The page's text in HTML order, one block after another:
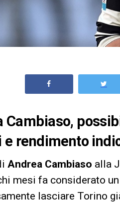
Cambiaso,
e rendimento
Andrea Cambiaso alla
mesi fa considerato
lasciare Torino